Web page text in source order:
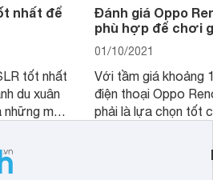
nhất để
tốt nhất
du xuân
mẫu
Đánh giá Oppo
phù hợp để chơi
01/10/2021
Với tầm giá khoảng
điện thoại Oppo
phải là lựa chọn tốt